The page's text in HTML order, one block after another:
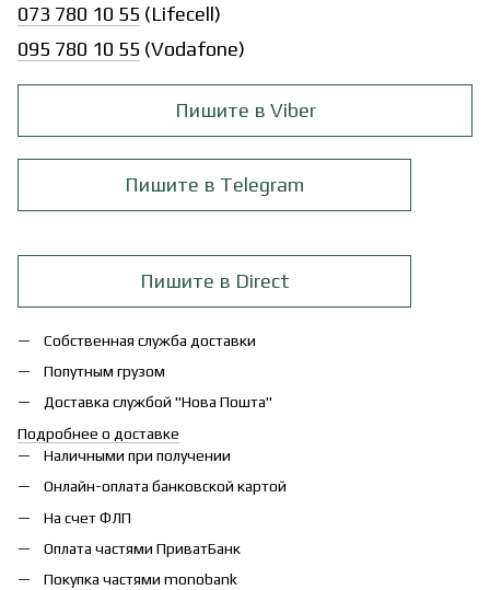
073 780 10 55 (Lifecell)
095 780 10 55 (Vodafone)
Пишите в Viber
Пишите в Telegram
Пишите в Direct
Собственная служба доставки
Попутным грузом
Доставка службой "Нова Пошта"
Подробнее о доставке
Наличными при получении
Онлайн-оплата банковской картой
На счет ФЛП
Оплата частями ПриватБанк
Покупка частями monobank